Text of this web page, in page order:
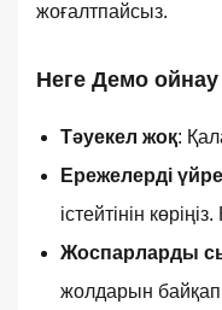
жоғалтпайсыз.
Неге Демо ойнау
Тәуекел жоқ:
Ережелерді
істейтінін
Жоспарларды
жолдарын байқап